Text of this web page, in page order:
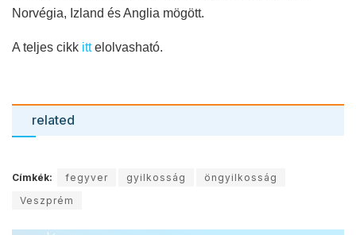
Norvégia, Izland és Anglia mögött.
A teljes cikk ittelolvasható.
related
Címkék: fegyver gyilkosság
öngyilkosság
Veszprém